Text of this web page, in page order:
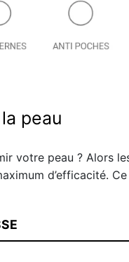
peau
votre peau ? Alors
d’efficacité.